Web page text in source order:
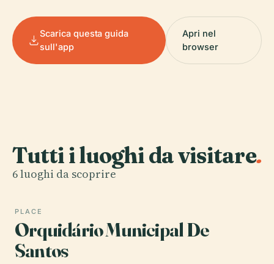
Scarica questa guida
sull'app
Apri nel
browser
Tutti i luoghi da visitare.
6 luoghi da scoprire
PLACE
Orquidário Municipal De
Santos